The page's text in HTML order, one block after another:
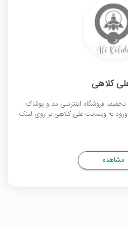
با وارد کردن کد تخفیف از %50 تخفیف فروشگاه اینترنتی مد و پوشاک
به وبسایت علی کلاهی بر روی لینک
مشاهده